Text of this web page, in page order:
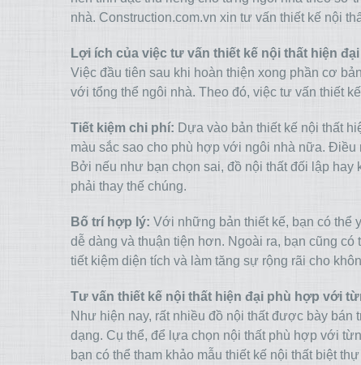
nhà. Construction.com.vn xin tư vấn thiết kế nội
Lợi ích của việc tư vấn thiết kế nội thất hiện đại
Việc đầu tiên sau khi hoàn thiện xong phần cơ
với tổng thể ngôi nhà. Theo đó, việc tư vấn thiết
Tiết kiệm chi phí: Dựa vào bản thiết kế nội thất
màu sắc sao cho phù hợp với ngôi nhà nữa. Điều
Bởi nếu như bạn chọn sai, đồ nội thất đối lập
phải thay thế chúng.
Bố trí hợp lý: Với những bản thiết kế, bạn có thể
dễ dàng và thuận tiện hơn. Ngoài ra, bạn cũng
tiết kiệm diện tích và làm tăng sự rộng rãi cho
Tư vấn thiết kế nội thất hiện đại phù hợp với
Như hiện nay, rất nhiều đồ nội thất được bày
dạng. Cụ thể, để lựa chọn nội thất phù hợp với
bạn có thể tham khảo mẫu thiết kế nội thất biệt